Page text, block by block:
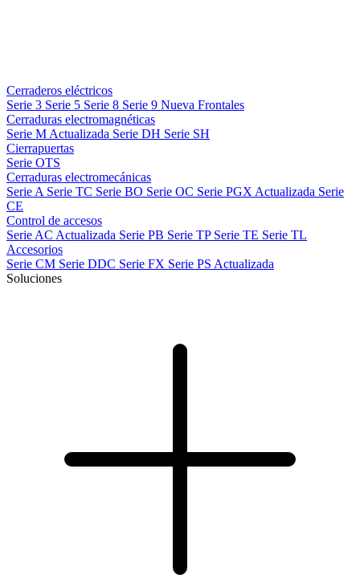
Cerraderos eléctricos
Serie 3 Serie 5 Serie 8 Serie 9 Nueva Frontales
Cerraduras electromagnéticas
Serie M Actualizada Serie DH Serie SH
Cierrapuertas
Serie OTS
Cerraduras electromecánicas
Serie A Serie TC Serie BO Serie OC Serie PGX Actualizada Serie
CE
Control de accesos
Serie AC Actualizada Serie PB Serie TP Serie TE Serie TL
Accesorios
Serie CM Serie DDC Serie FX Serie PS Actualizada
Soluciones